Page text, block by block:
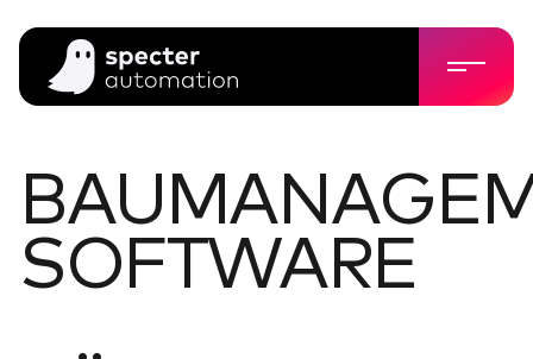
SOFTWARE